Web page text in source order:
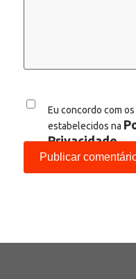
Eu concordo com
estabelecidos na
Privacidade